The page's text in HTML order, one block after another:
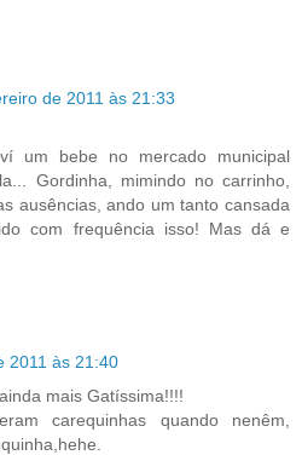
de 2011 às 21:33
um bebe no mercado municipal
Gordinha, mimindo no carrinho,
ausências, ando um tanto cansada
com frequência isso! Mas dá e
2011 às 21:40
mais Gatíssima!!!!
carequinhas quando nenêm,